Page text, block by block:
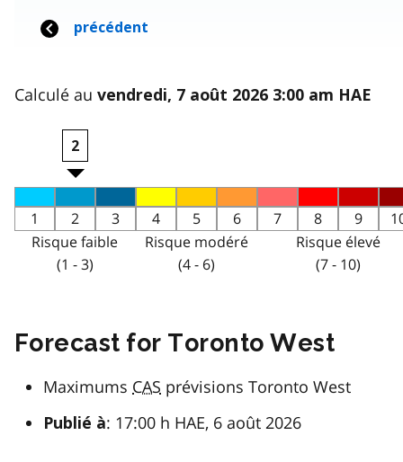
Calculé au vendredi, 7 août 2026 3:00 am HAE
2
1 2 3 4 5 6 7 8 9
Risque faible
(1 - 3)
Risque modéré
(4 - 6)
Risque élevé
(7 - 10)
Forecast for Toronto West
Maximums CAS prévisions Toronto West
Publié à: 17:00 h HAE, 6 août 2026